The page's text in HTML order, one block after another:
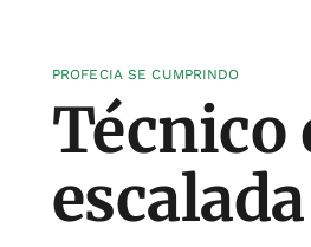
PROFECIA SE CUMPRINDO
Técnico